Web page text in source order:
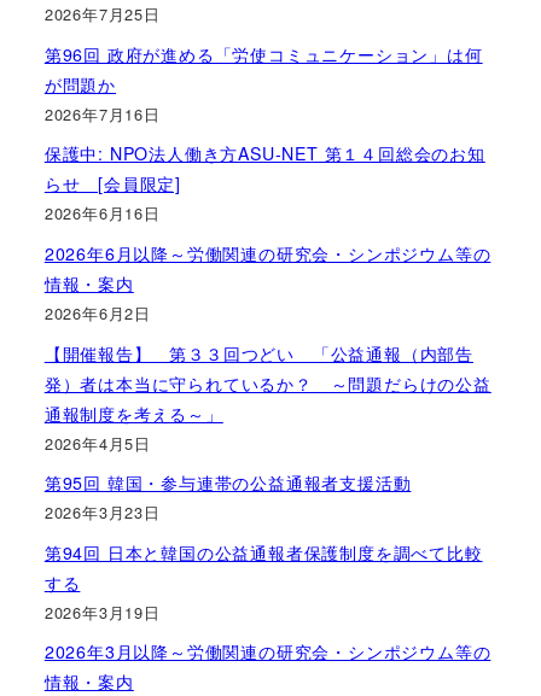
2026年7月25日
第96回 政府が進める「労使コミュニケーション」は何
が問題か
2026年7月16日
保護中: NPO法人働き方ASU-NET 第１４回総会のお知
らせ [会員限定]
2026年6月16日
2026年6月以降～労働関連の研究会・シンポジウム等の
情報・案内
2026年6月2日
【開催報告】 第３３回つどい 「公益通報（内部告
発）者は本当に守られているか？ ～問題だらけの公益
通報制度を考える～」
2026年4月5日
第95回 韓国・参与連帯の公益通報者支援活動
2026年3月23日
第94回 日本と韓国の公益通報者保護制度を調べて比較
する
2026年3月19日
2026年3月以降～労働関連の研究会・シンポジウム等の
情報・案内